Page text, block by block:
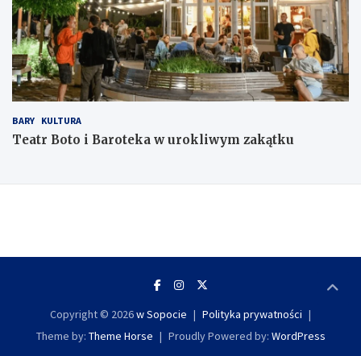
BARY KULTURA
Teatr Boto i Baroteka w urokliwym zakątku
Copyright © 2026w Sopocie
Polityka prywatności
Theme by: Theme Horse Proudly Powered by: WordPress